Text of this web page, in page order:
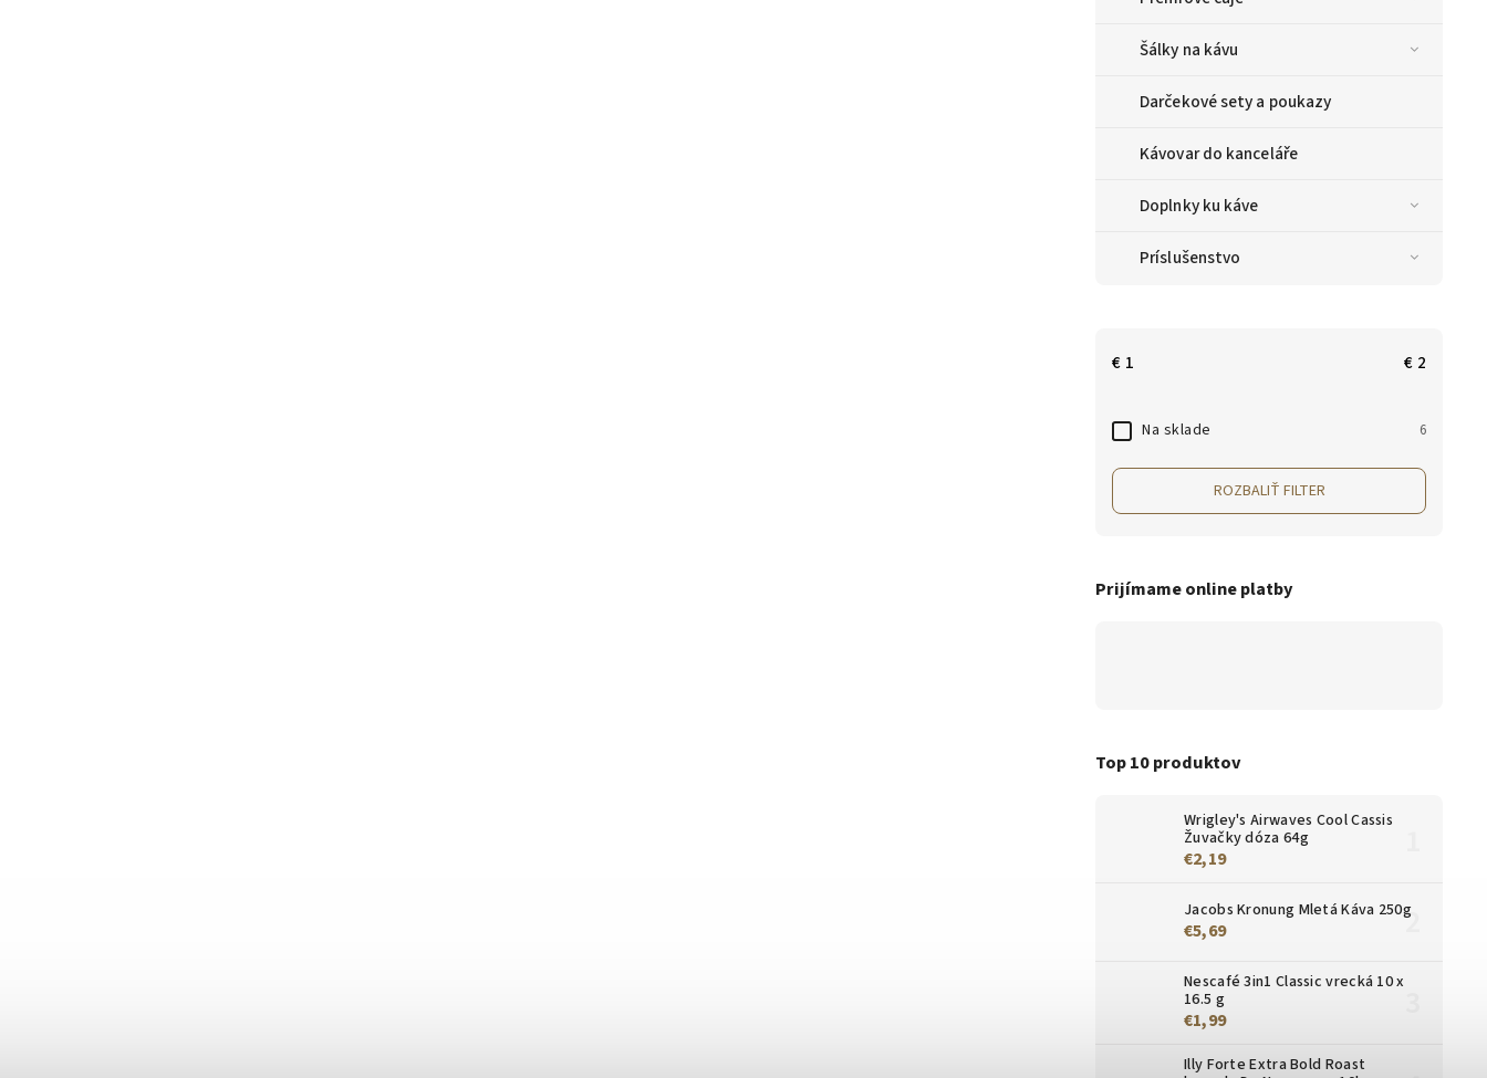
Šálky na kávu
Darčekové sety a poukazy
Kávovar do kanceláře
Doplnky ku káve
Príslušenstvo
€ 1 € 2
Na sklade 6
ROZBALIŤ FILTER
Prijímame online platby
Top 10 produktov
Wrigley's Airwaves Cool Cassis
Žuvačky dóza 64g
€2,19
Jacobs Kronung Mletá Káva 250g
€5,69
Nescafé 3in1 Classic vrecká 10 x
16.5 g
€1,99
Illy Forte Extra Bold Roast